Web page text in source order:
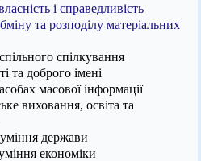
і справедливість
та розподілу матеріальних
спілкування
та доброго імені
масової інформації
виховання, освіта та
держави
економіки